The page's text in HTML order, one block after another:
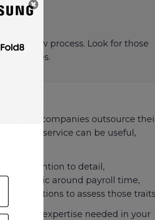
interview process. Look for those
other companies outsource
service can be useful,
attention to detail,
get hectic around payroll time,
questions to assess those
kind of expertise needed in your